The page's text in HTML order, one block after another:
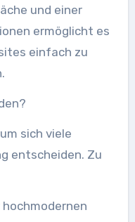
und einer
ermöglicht es
einfach zu
sich viele
entscheiden. Zu